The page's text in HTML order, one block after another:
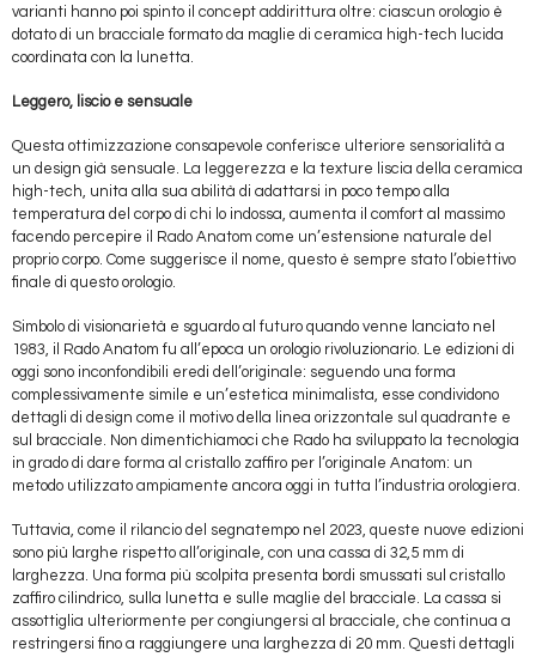
varianti hanno poi spinto il concept addirittura oltre: ciascun orologio è
dotato di un bracciale formato da maglie di ceramica high-tech lucida
coordinata con la lunetta.
Leggero, liscio e sensuale
Questa ottimizzazione consapevole conferisce ulteriore sensorialità a
un design già sensuale. La leggerezza e la texture liscia della ceramica
high-tech, unita alla sua abilità di adattarsi in poco tempo alla
temperatura del corpo di chi lo indossa, aumenta il comfort al massimo
facendo percepire il Rado Anatom come un’estensione naturale del
proprio corpo. Come suggerisce il nome, questo è sempre stato l’obiettivo
finale di questo orologio.
Simbolo di visionarietà e sguardo al futuro quando venne lanciato nel
1983, il Rado Anatom fu all’epoca un orologio rivoluzionario. Le edizioni di
oggi sono inconfondibili eredi dell’originale: seguendo una forma
complessivamente simile e un’estetica minimalista, esse condividono
dettagli di design come il motivo della linea orizzontale sul quadrante e
sul bracciale. Non dimentichiamoci che Rado ha sviluppato la tecnologia
in grado di dare forma al cristallo zaffiro per l’originale Anatom: un
metodo utilizzato ampiamente ancora oggi in tutta l’industria orologiera.
Tuttavia, come il rilancio del segnatempo nel 2023, queste nuove edizioni
sono più larghe rispetto all’originale, con una cassa di 32,5 mm di
larghezza. Una forma più scolpita presenta bordi smussati sul cristallo
zaffiro cilindrico, sulla lunetta e sulle maglie del bracciale. La cassa si
assottiglia ulteriormente per congiungersi al bracciale, che continua a
restringersi fino a raggiungere una larghezza di 20 mm. Questi dettagli